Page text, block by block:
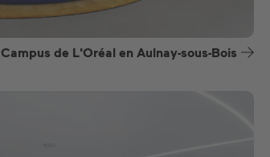
Campus de L'Oréal en Aulnay-sous-Bois